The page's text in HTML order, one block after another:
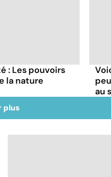
: Les pouvoirs
la nature
au
plus